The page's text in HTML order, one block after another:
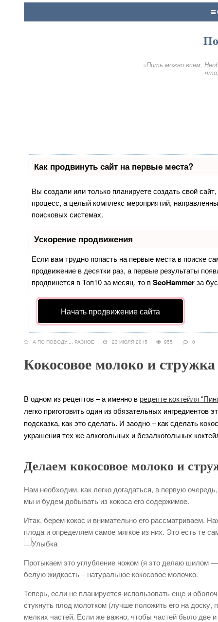
«Пить можно всем,
Как продвинуть сайт на первые места?
Вы создали или только планируете создать свой
процесс, а целый комплекс мероприятий,
поисковых системах.
Ускорение продвижения
Если вам трудно попасть на первые места в поиске
продвижение в десятки раз, а первые результаты
продвинется в Топ10 за месяц, то вSeoHammerза
Начать продвижение сайта
А ПО ПОВОДУ..., РАЗНОЕ 23 ИЮЛЯ 2015 955 0
Кокосовое молоко и стружка
В одном из рецептов – а именно в рецепте коктейля
легко приготовить один из обязательных ингредиентов
подсказка, как это сделать. И заодно – как сделать
украшения тех же алкогольных и безалкогольных
Делаем кокосовое молоко и
Нам необходим, как легко догадаться, в первую
мы и будем добывать из кокоса его содержимое.
Итак, берем кокос и внимательно его рассматриваем.
плода и определяем самое мягкое из них. Это есть те
Протыкаем это углубление ножом (я это делаю шилом
белую жидкость – натуральное кокосовое молочко.
Теперь, если не планируется использовать еще и
стукнуть плод молотком (лучше положить его на доску,
мелких частей. Если же важно, чтобы частей было две